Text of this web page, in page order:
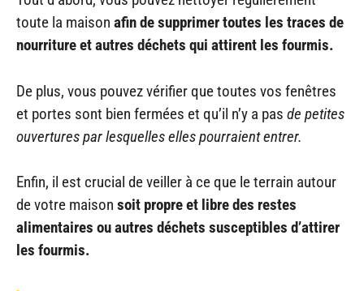
toute la maison afin de supprimer toutes les traces de
nourriture et autres déchets qui attirent les fourmis.
De plus, vous pouvez vérifier que toutes vos fenêtres
et portes sont bien fermées et qu’il n’y a pas de petites
ouvertures par lesquelles elles pourraient entrer.
Enfin, il est crucial de veiller à ce que le terrain autour
de votre maison soit propre et libre des restes
alimentaires ou autres déchets susceptibles d’attirer
les fourmis.